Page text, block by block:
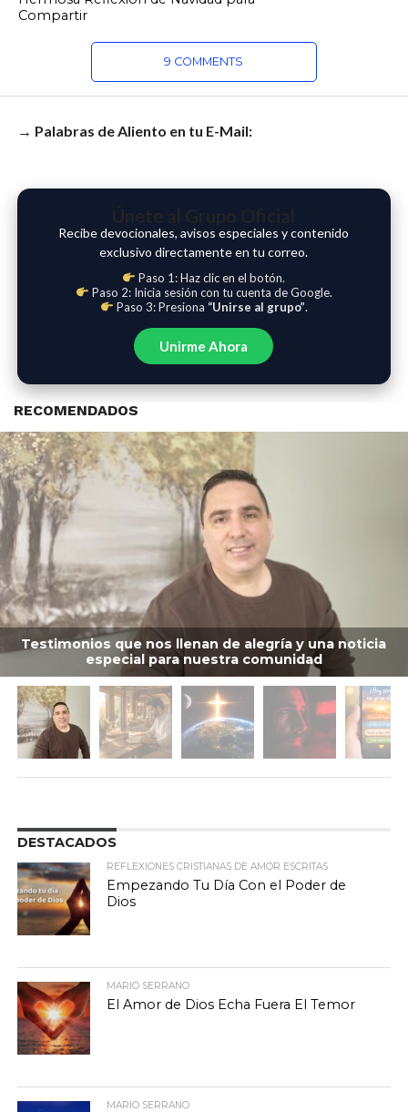
Compartir
9 COMMENTS
→ Palabras de Aliento en tu E-Mail:
Recibe devocionales, avisos especiales y contenido
exclusivo directamente en tu correo.
Paso 1: Haz clic en el botón.
Paso 2: Inicia sesión con tu cuenta de Google.
Paso 3: Presiona “Unirse al grupo”.
Unirme Ahora
RECOMENDADOS
Testimonios que nos llenan de alegría y una noticia
especial para nuestra comunidad
DESTACADOS
REFLEXIONES CRISTIANAS DE AMOR ESCRITAS
Empezando Tu Día Con el Poder de
Dios
MARIO SERRANO
El Amor de Dios Echa Fuera El Temor
MARIO SERRANO